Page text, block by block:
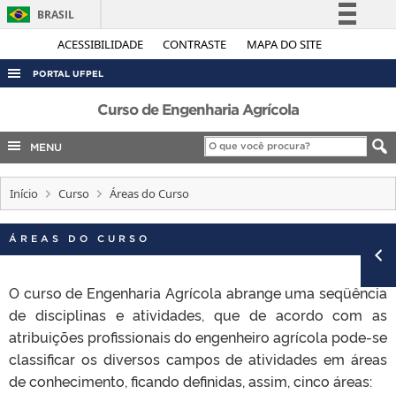
ACESSIBILIDADE CONTRASTE MAPA DO SITE
BRASIL
Simplifique!
Acesso à informação
Legislação
Canais
PORTAL UFPEL
ACESSO À INFORMAÇÃO
AUDITORIA
COBALTO
CONCURSOS
EDITAIS
INTERNACIONAL
PORTARIAS
TELEFONES
Curso de Engenharia Agrícola
MENU
Início Curso Áreas do Curso
ÁREAS DO CURSO
O curso de Engenharia Agrícola abrange uma seqüência
de disciplinas e atividades, que de acordo com as
atribuições profissionais do engenheiro agrícola pode-se
classificar os diversos campos de atividades em áreas
de conhecimento, ficando definidas, assim, cinco áreas: